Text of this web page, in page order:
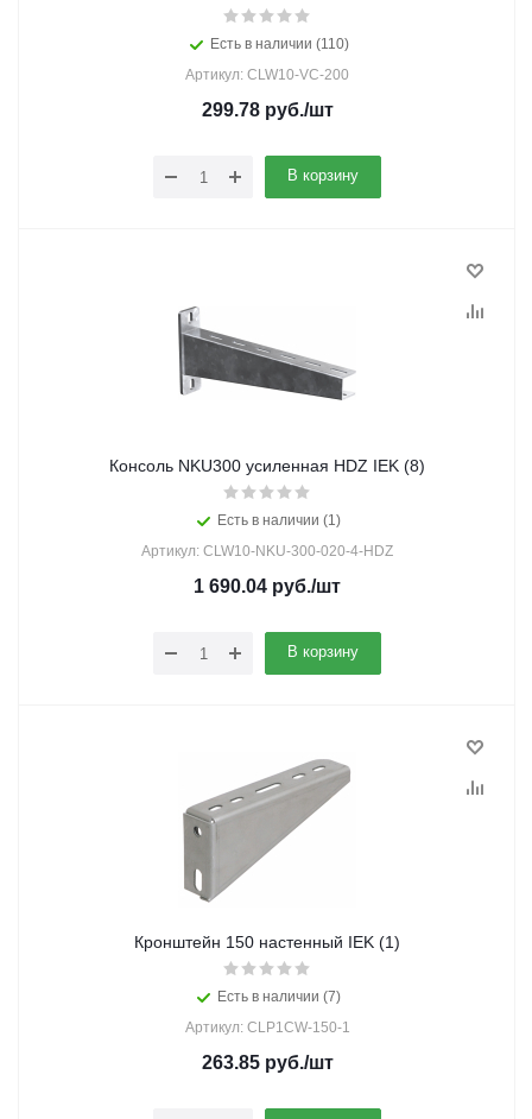
Есть в наличии (110)
Артикул: CLW10-VC-200
299.78руб./шт
В корзину
Консоль NKU300 усиленная HDZ IEK (8)
Есть в наличии (1)
Артикул: CLW10-NKU-300-020-4-HDZ
1 690.04 руб./шт
В корзину
Кронштейн 150 настенный IEK (1)
Есть в наличии (7)
Артикул: CLP1CW-150-1
263.85руб./шт